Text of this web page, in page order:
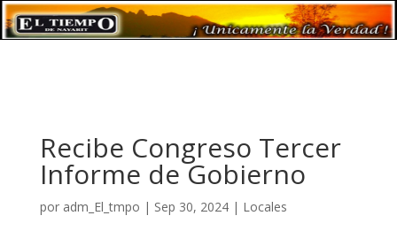
Recibe Congreso Tercer
Informe de Gobierno
por adm_El_tmpo | Sep 30, 2024| Locales